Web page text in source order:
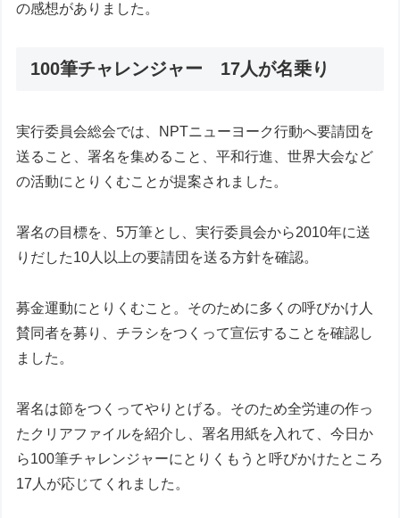
の感想がありました。
100筆チャレンジャー 17人が名乗り
実行委員会総会では、NPTニューヨーク行動へ要請団を
送ること、署名を集めること、平和行進、世界大会など
の活動にとりくむことが提案されました。
署名の目標を、5万筆とし、実行委員会から2010年に送
りだした10人以上の要請団を送る方針を確認。
募金運動にとりくむこと。そのために多くの呼びかけ人
賛同者を募り、チラシをつくって宣伝することを確認し
ました。
署名は節をつくってやりとげる。そのため全労連の作っ
たクリアファイルを紹介し、署名用紙を入れて、今日か
ら100筆チャレンジャーにとりくもうと呼びかけたところ
17人が応じてくれました。